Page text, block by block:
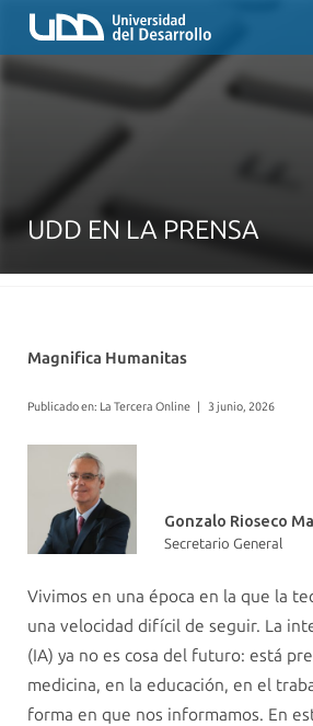
UDD EN LA PRENSA
Magnifica Humanitas
Publicado en: La Tercera Online | 3 junio, 2026
Gonzalo Rioseco
Secretario General
Vivimos en una época en la que la
una velocidad difícil de seguir. La
(IA) ya no es cosa del futuro: está
medicina, en la educación, en el
forma en que nos informamos. En